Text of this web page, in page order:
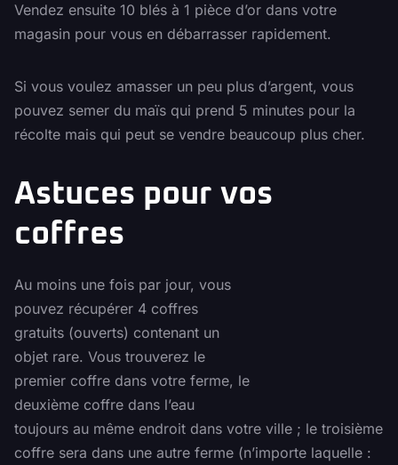
Vendez ensuite 10 blés à 1 pièce d’or dans votre
magasin pour vous en débarrasser rapidement.
Si vous voulez amasser un peu plus d’argent, vous
pouvez semer du maïs qui prend 5 minutes pour la
récolte mais qui peut se vendre beaucoup plus cher.
Astuces pour vos
coffres
Au moins une fois par jour, vous
pouvez récupérer 4 coffres
gratuits (ouverts) contenant un
objet rare. Vous trouverez le
premier coffre dans votre ferme, le
deuxième coffre dans l’eau
toujours au même endroit dans votre ville ; le troisième
coffre sera dans une autre ferme (n’importe laquelle :